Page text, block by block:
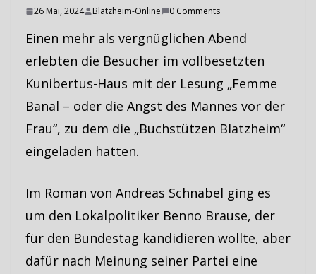
26 Mai, 2024 Blatzheim-Online 0 Comments
Einen mehr als vergnüglichen Abend
erlebten die Besucher im vollbesetzten
Kunibertus-Haus mit der Lesung „Femme
Banal – oder die Angst des Mannes vor der
Frau“, zu dem die „Buchstützen Blatzheim“
eingeladen hatten.
Im Roman von Andreas Schnabel ging es
um den Lokalpolitiker Benno Brause, der
für den Bundestag kandidieren wollte, aber
dafür nach Meinung seiner Partei eine